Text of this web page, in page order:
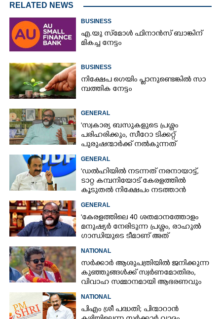
RELATED NEWS
BUSINESS
എ.യു സ്‌മോൾ ഫിനാൻസ് ബാങ്കിന്
മികച്ച നേട്ടം
BUSINESS
നി​ക്ഷേ​പ ​ഗെ​യിം​ ​പ്ലാ​നു​ണ്ടെ​ങ്കി​ൽ​ ​സാ​
മ്പ​ത്തി​ക​ നേട്ടം
GENERAL
'സ്വകാര്യ ബസുകളുടെ പ്രശ്നം
പരിഹരിക്കും, സീറോ ടിക്കറ്റ്
പുരുഷന്മാർക്ക് നൽകുന്നത്
GENERAL
'ഡൽഹിയിൽ നടന്നത് നരനായാട്ട്,
ടാറ്റ കമ്പനിയോട് കേരളത്തിൽ
കൂടുതൽ നിക്ഷേപം നടത്താൻ
GENERAL
'കേരളത്തിലെ 40 ശതമാനത്തോളം
മനുഷ്യർ നേരിടുന്ന പ്രശ്നം, രാഹുൽ
ഗാന്ധിയുടെ ടീമാണ് അത്
NATIONAL
സർക്കാർ ആശുപത്രിയിൽ ജനിക്കുന്ന
കുഞ്ഞുങ്ങൾക്ക് സ്വർണമോതിരം,
വിവാഹ സമ്മാനമായി ആഭരണവും
NATIONAL
പിഎം ശ്രീ പദ്ധതി; പിന്മാറാൻ